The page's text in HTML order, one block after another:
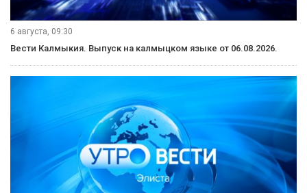
6 августа, 09:30
Вести Калмыкия. Выпуск на калмыцком языке от 06.08.2026.